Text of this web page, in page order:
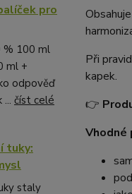
pro
% 100 ml
ml +
odpověď
číst celé
tuky:
staly
Při
kapek.
👉
Vhodné